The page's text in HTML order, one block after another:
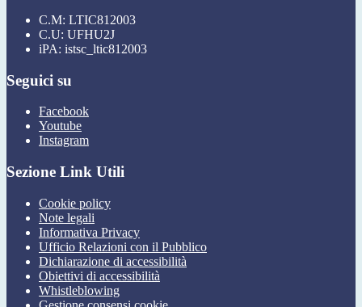
C.M: LTIC812003
C.U: UFHU2J
iPA: istsc_ltic812003
Seguici su
Facebook
Youtube
Instagram
Sezione Link Utili
Cookie policy
Note legali
Informativa Privacy
Ufficio Relazioni con il Pubblico
Dichiarazione di accessibilità
Obiettivi di accessibilità
Whistleblowing